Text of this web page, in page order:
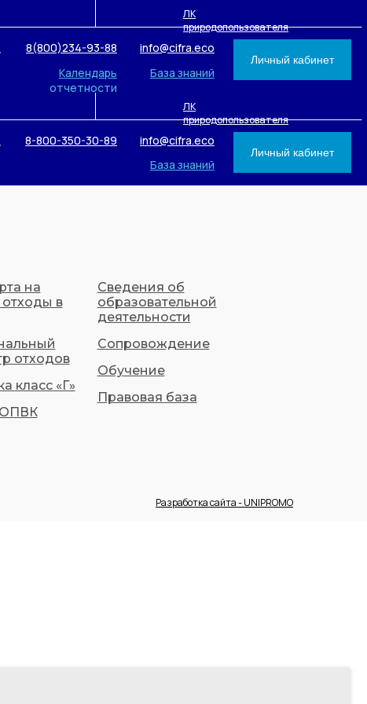
ЛК
природопользователя
info@cifra.eco
База знаний
Личный кабинет
Календарь
отчетности
8(800)234-93-88
ЛК
природопользователя
8-800-350-30-89
info@cifra.eco
База знаний
Личный кабинет
на
в
отходов
класс «Г»
Сведения об
образовательной
деятельности
Сопровождение
Обучение
Правовая база
Разработка сайта - UNIPROMO